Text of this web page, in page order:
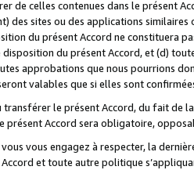
de celles contenues dans le présent
des sites ou des applications
du présent Accord ne constituera
du présent Accord, et (d)
approbations que nous pourrions
valables que si elles sont
transférer le présent Accord, du fait de
présent Accord sera obligatoire,
vous engagez à respecter, la
et toute autre politique